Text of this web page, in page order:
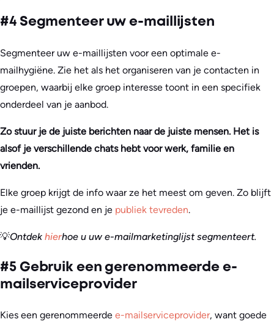
#4 Segmenteer uw e-maillijsten
Segmenteer uw e-maillijsten voor een optimale e-
mailhygiëne. Zie het als het organiseren van je contacten in
groepen, waarbij elke groep interesse toont in een specifiek
onderdeel van je aanbod.
Zo stuur je de juiste berichten naar de juiste mensen. Het is
alsof je verschillende chats hebt voor werk, familie en
vrienden.
Elke groep krijgt de info waar ze het meest om geven. Zo blijft
je e-maillijst gezond en je publiek tevreden.
💡Ontdek hierhoe u uw e-mailmarketinglijst segmenteert.
#5 Gebruik een gerenommeerde e-
mailserviceprovider
Kies een gerenommeerde e-mailserviceprovider, want goede